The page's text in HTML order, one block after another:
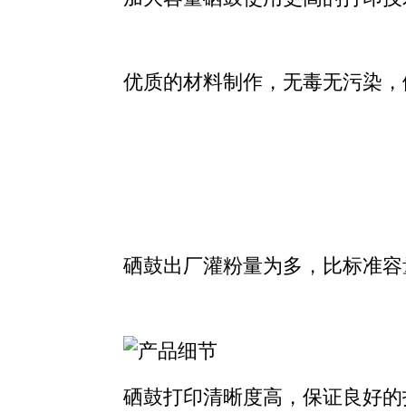
优质的材料制作，无毒无污染
硒鼓出厂灌粉量为多，比标准
硒鼓打印清晰度高，保证良好